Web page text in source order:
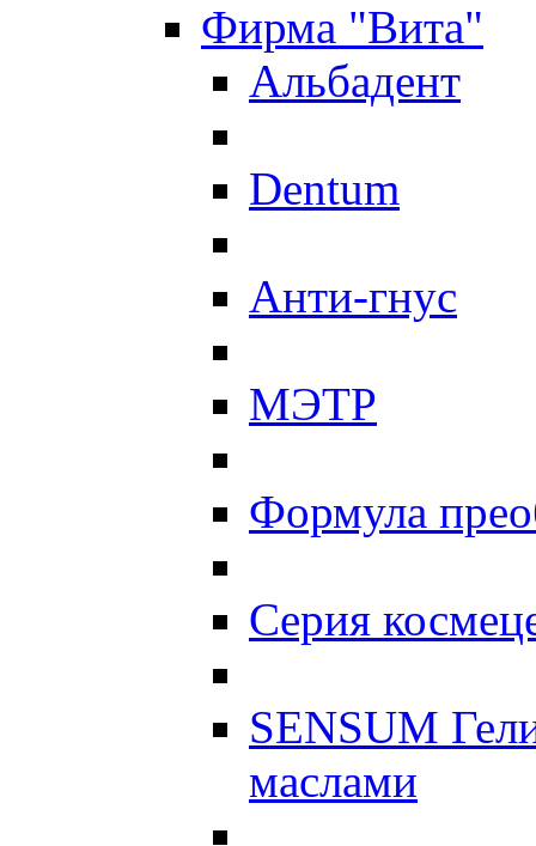
Фирма "Вита"
Альбадент
Dentum
Анти-гнус
МЭТР
Формула
Серия
SENSUM
маслами